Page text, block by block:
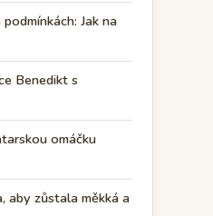
Jak na
Benedikt s
omáčku
aby zůstala měkká a